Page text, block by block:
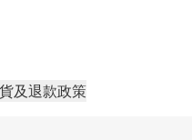
及退款政策